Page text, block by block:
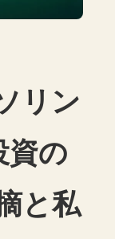
リン
資の
と私